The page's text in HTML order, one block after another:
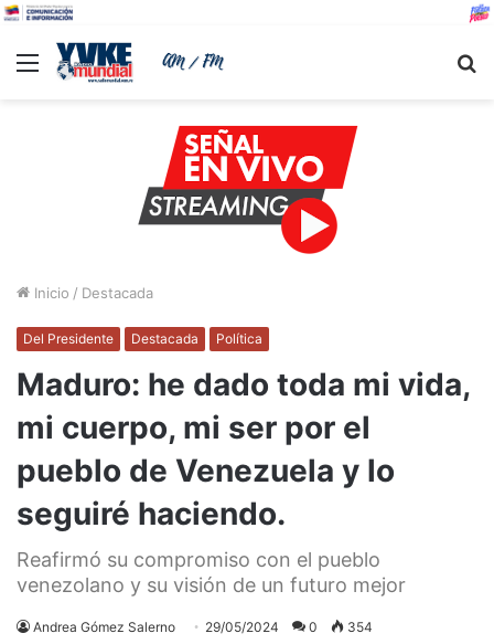
Menu
Inicio / Destacada
Del Presidente Destacada Política
Maduro: he dado toda mi vida,
mi cuerpo, mi ser por el
pueblo de Venezuela y lo
seguiré haciendo.
Reafirmó su compromiso con el pueblo
venezolano y su visión de un futuro mejor
Andrea Gómez Salerno 29/05/2024 0 354